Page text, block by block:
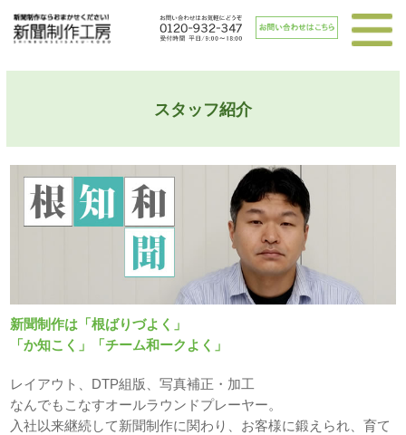
スタッフ紹介
新聞制作は「根ばりづよく」
「か知こく」「チーム和ークよく」
レイアウト、DTP組版、写真補正・加工
なんでもこなすオールラウンドプレーヤー。
入社以来継続して新聞制作に関わり、お客様に鍛えられ、育て